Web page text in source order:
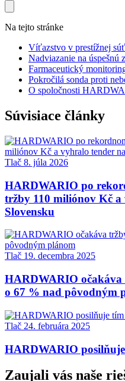
Na tejto stránke
Víťazstvo v prestížnej
Nadviazanie na úspešnú
Farmaceutický
Pokročilá sonda proti
O spoločnosti
Súvisiace články
Tlač 8. júla 2026
HARDWARIO po
tržby 110 miliónov Kč
Slovensku
Tlač 19. decembra 2025
HARDWARIO očakáva
o 67 % nad pôvodným
Tlač 24. februára 2025
HARDWARIO
Zaujali vás naše